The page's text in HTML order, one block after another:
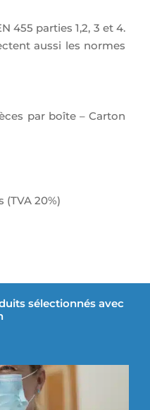
455 parties 1,2, 3 et 4.
aussi les normes
par boîte – Carton
20%)
sélectionnés avec